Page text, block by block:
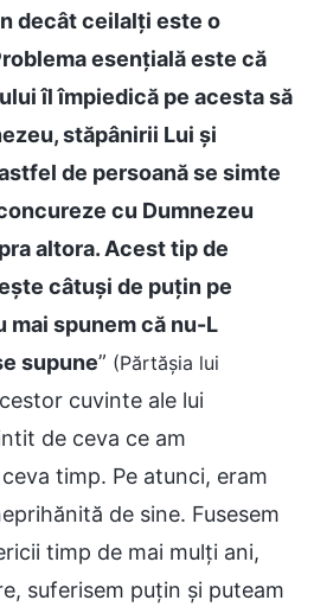
decât ceilalți este o
esențială este că
îl împiedică pe acesta să
stăpânirii Lui și
de persoană se simte
cu Dumnezeu
altora. Acest tip de
câtuși de puțin pe
mai spunem că nu-L
supune” (Părtășia lui
cuvinte ale lui
de ceva ce am
timp. Pe atunci, eram
de sine. Fusesem
timp de mai mulți ani,
suferisem puțin și puteam